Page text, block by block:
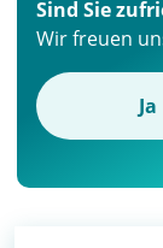
Sind Sie
Wir freuen
Ja